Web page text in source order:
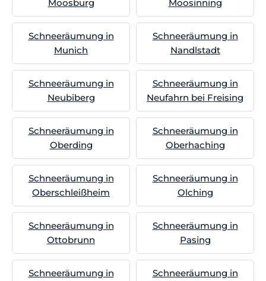
Moosburg
Moosinning
Schneeräumung in
Munich
Schneeräumung in
Nandlstadt
Schneeräumung in
Neubiberg
Schneeräumung in
Neufahrn bei Freising
Schneeräumung in
Oberding
Schneeräumung in
Oberhaching
Schneeräumung in
Oberschleißheim
Schneeräumung in
Olching
Schneeräumung in
Ottobrunn
Schneeräumung in
Pasing
Schneeräumung in
Schneeräumung in